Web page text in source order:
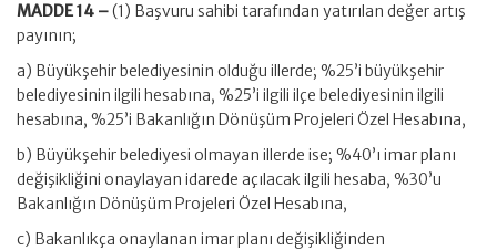
MADDE 14 –(1) Başvuru sahibi tarafından yatırılan değer artış
payının;
a) Büyükşehir belediyesinin olduğu illerde; %25’i büyükşehir
belediyesinin ilgili hesabına, %25’i ilgili ilçe belediyesinin ilgili
hesabına, %25’i Bakanlığın Dönüşüm Projeleri Özel Hesabına,
b) Büyükşehir belediyesi olmayan illerde ise; %40’ı imar planı
değişikliğini onaylayan idarede açılacak ilgili hesaba, %30’u
Bakanlığın Dönüşüm Projeleri Özel Hesabına,
c) Bakanlıkça onaylanan imar planı değişikliğinden